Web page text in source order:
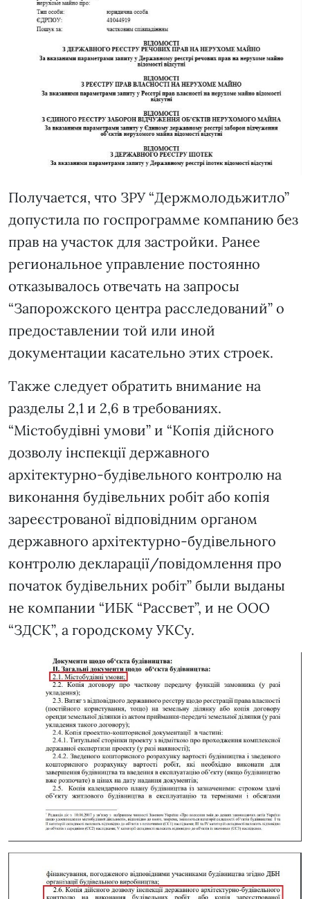
Получается, что ЗРУ “Держмолодьжитло”
допустила по госпрограмме компанию без
прав на участок для застройки. Ранее
региональное управление постоянно
отказывалось отвечать на запросы
“Запорожского центра расследований” о
предоставлении той или иной
документации касательно этих строек.
Также следует обратить внимание на
разделы 2,1 и 2,6 в требованиях.
“Містобудівні умови” и “Копія дійсного
дозволу інспекції державного
архітектурно-будівельного контролю на
виконання будівельних робіт або копія
зареєстрованої відповідним органом
державного архітектурно-будівельного
контролю декларації/повідомлення про
початок будівельних робіт” были выданы
не компании “ИБК “Рассвет”, и не ООО
“ЗДСК”, а городскому УКСу.